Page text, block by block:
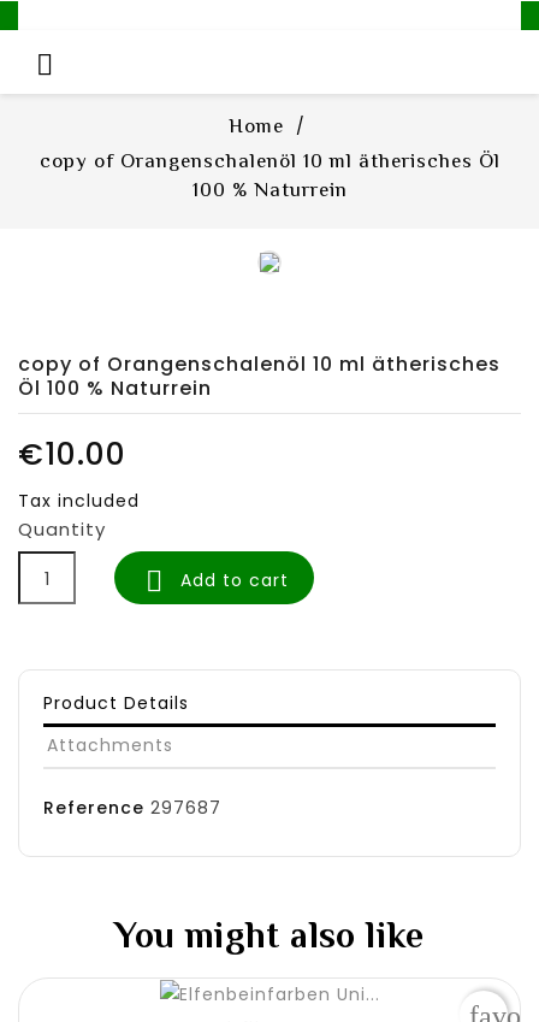

Home
copy of Orangenschalenöl 10 ml ätherisches Öl
100 % Naturrein
copy of Orangenschalenöl 10 ml ätherisches
Öl 100 % Naturrein
€10.00
Tax included
Quantity
 Add to cart
Product Details
Attachments
Reference 297687
You might also like